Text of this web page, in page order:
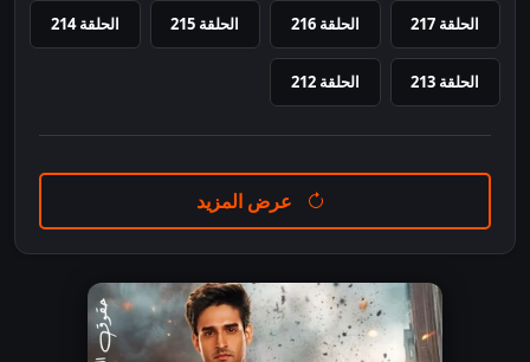
الحلقة 217 الحلقة 216 الحلقة 215 الحلقة 214
الحلقة 213 الحلقة 212
عرض المزيد